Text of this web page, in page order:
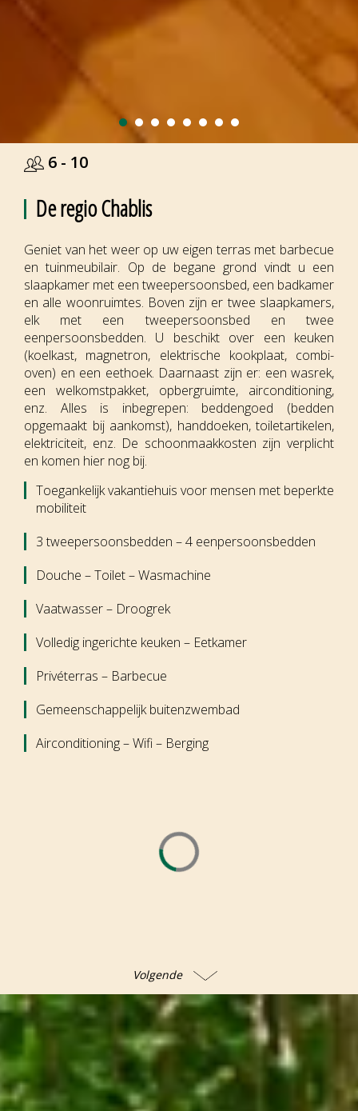
De regio Chablis
6 - 10
Geniet van het weer op uw eigen terras met barbecue
en tuinmeubilair. Op de begane grond vindt u een
slaapkamer met een tweepersoonsbed, een badkamer
en alle woonruimtes. Boven zijn er twee slaapkamers,
elk met een tweepersoonsbed en twee
eenpersoonsbedden. U beschikt over een keuken
(koelkast, magnetron, elektrische kookplaat, combi-
oven) en een eethoek. Daarnaast zijn er: een wasrek,
een welkomstpakket, opbergruimte, airconditioning,
enz. Alles is inbegrepen: beddengoed (bedden
opgemaakt bij aankomst), handdoeken, toiletartikelen,
elektriciteit, enz. De schoonmaakkosten zijn verplicht
en komen hier nog bij.
Toegankelijk vakantiehuis voor mensen met beperkte
mobiliteit
3 tweepersoonsbedden – 4 eenpersoonsbedden
Douche – Toilet – Wasmachine
Vaatwasser – Droogrek
Volledig ingerichte keuken – Eetkamer
Privéterras – Barbecue
Gemeenschappelijk buitenzwembad
Airconditioning – Wifi – Berging
Volgende